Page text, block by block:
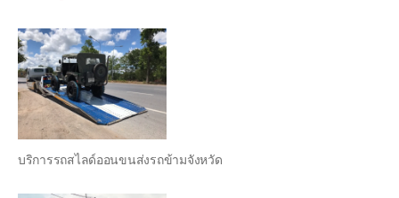
บริการรถสไลด์ออนขนส่งรถข้ามจังหวัด